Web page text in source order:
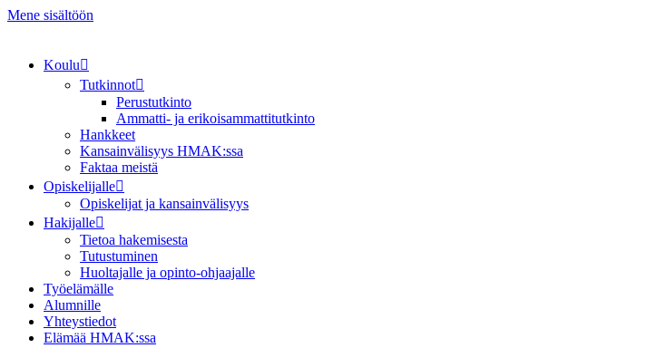
Mene sisältöön
Koulu
Tutkinnot
Perustutkinto
Ammatti- ja erikoisammattitutkinto
Hankkeet
Kansainvälisyys HMAK:ssa
Faktaa meistä
Opiskelijalle
Opiskelijat ja kansainvälisyys
Hakijalle
Tietoa hakemisesta
Tutustuminen
Huoltajalle ja opinto-ohjaajalle
Työelämälle
Alumnille
Yhteystiedot
Elämää HMAK:ssa